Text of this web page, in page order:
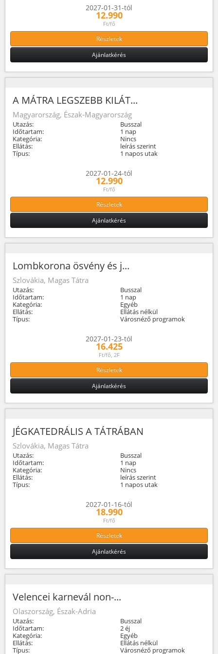
2027-01-31-tól
12.990
Ft/fő
Részletek
Ajánlatkérés
A MÁTRA LEGSZEBB KILÁT...
Magyarország, Észak-Magyarország
Utazás:
Busszal
Időtartam:
1 nap
Kategória:
Nincs
Ellátás:
leírás szerint
Típus:
1 napos utak
2027-01-24-tól
12.990
Ft/fő
Részletek
Ajánlatkérés
Lombkorona ösvény és j...
Szlovákia, Magas Tátra
Utazás:
Busszal
Időtartam:
1 nap
Kategória:
Egyéb
Ellátás:
Ellátás nélkül
Típus:
Városnéző programok
2027-01-23-tól
16.425
Ft/fő, 2F
Részletek
Ajánlatkérés
JÉGKATEDRÁLIS A TÁTRÁBAN
Szlovákia, Magas Tátra
Utazás:
Busszal
Időtartam:
1 nap
Kategória:
Nincs
Ellátás:
leírás szerint
Típus:
1 napos utak
2027-01-16-tól
18.990
Ft/fő
Részletek
Ajánlatkérés
Velencei karnevál non-...
Olaszország, Észak-Adria
Utazás:
Busszal
Időtartam:
2 éj
Kategória:
Egyéb
Ellátás:
Ellátás nélkül
Típus:
Városnéző programok